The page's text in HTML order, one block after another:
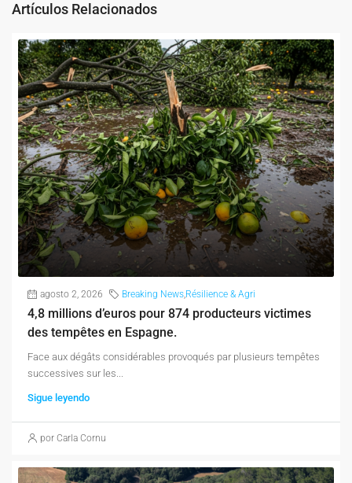
Artículos Relacionados
agosto 2, 2026 Breaking News Résilience & Agri
4,8 millions d’euros pour 874 producteurs victimes
des tempêtes en Espagne.
Face aux dégâts considérables provoqués par plusieurs tempêtes
successives sur les...
Sigue leyendo
por Carla Cornu